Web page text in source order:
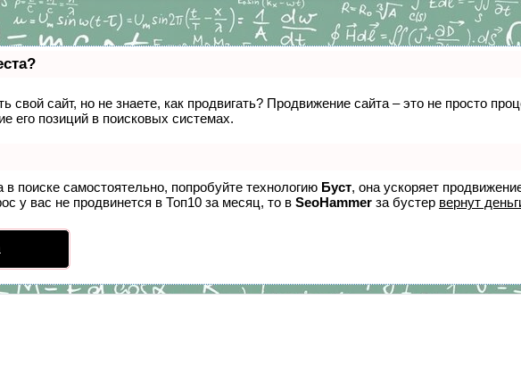
свой сайт, но не знаете, как продвигать? Продвижение сайта – это не просто
его позиций в поисковых системах.
поиске самостоятельно, попробуйте технологию Буст, она ускоряет
у вас не продвинется в Топ10 за месяц, то в SeoHammer за бустер вернут